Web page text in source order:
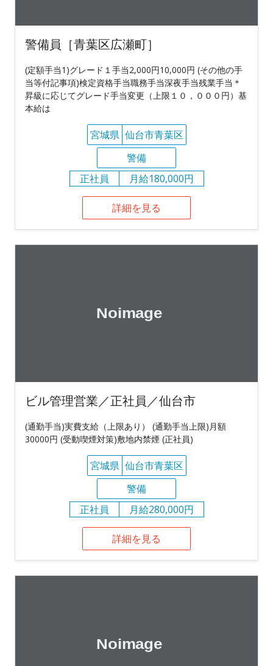
警備員［青葉区広瀬町］
(定額手当1)グレード１手当2,000円10,000円 (その他の手
当等付記事項)検定資格手当職務手当深夜手当残業手当＊
昇級に応じてグレード手当変更（上限１０，０００円）基
本給は
宮城県 仙台市青葉区
警備
正社員
月給180,000円
詳細を見る
ビル管理営業／正社員／仙台市
(通勤手当)実費支給（上限あり） (通勤手当上限)月額
30000円 (受動喫煙対策)敷地内禁煙 (正社員)
宮城県 仙台市青葉区
警備
正社員
月給280,000円
詳細を見る